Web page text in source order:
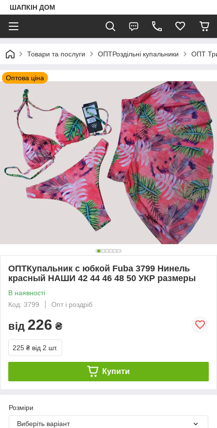
ШАПКIН ДОМ
Товари та послуги ОПТРоздільні купальники ОПТ
Оптова ціна
ОПТКупальник с юбкой Fuba 3799 Нинель
красный НАШИ 42 44 46 48 50 УКР размеры
В наявності
Код: 3799
Опт і роздріб
від 226 ₴
225 ₴ від 2 шт.
Купити
Розміри
Виберіть варіант